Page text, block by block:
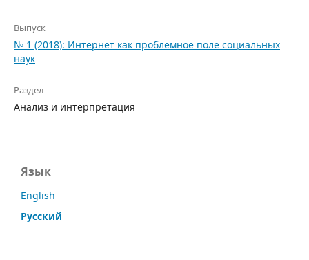
Выпуск
№ 1 (2018): Интернет как проблемное поле социальных
наук
Раздел
Анализ и интерпретация
Язык
English
Русский